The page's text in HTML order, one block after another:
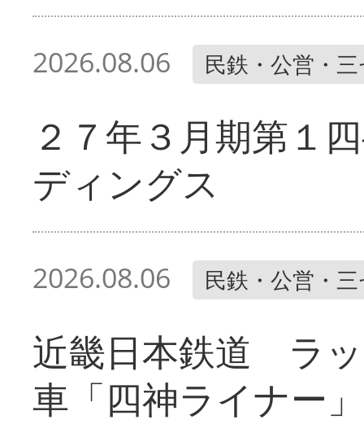
2026.08.06 民鉄・公営・
２７年３月期第１
ディングス
2026.08.06 民鉄・公営・
近畿日本鉄道 ラ
車「四神ライナー